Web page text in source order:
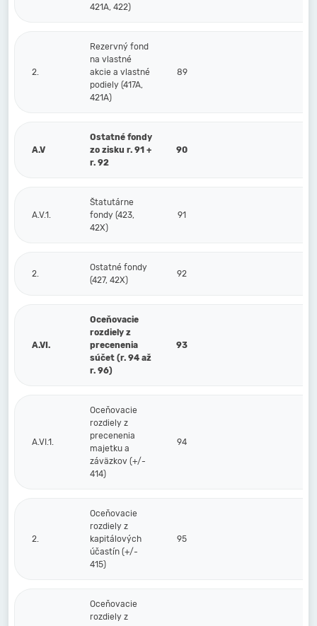
421A, 422)
2.
Rezervný fond
na vlastné
akcie a vlastné
podiely (417A,
421A)
89
A.V
Ostatné fondy
zo zisku r. 91 +
r. 92
90
A.V.1.
Štatutárne
fondy (423,
42X)
91
2.
Ostatné fondy
(427, 42X)
92
A.VI.
Oceňovacie
rozdiely z
precenenia
súčet (r. 94 až
r. 96)
93
A.VI.1.
Oceňovacie
rozdiely z
precenenia
majetku a
záväzkov (+/-
414)
94
2.
Oceňovacie
rozdiely z
kapitálových
účastín (+/-
415)
95
Oceňovacie
rozdiely z